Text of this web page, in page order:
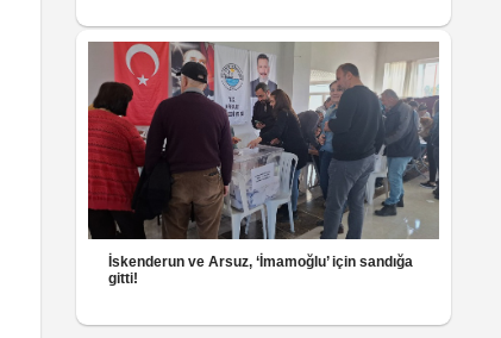
İskenderun ve Arsuz, ‘İmamoğlu’ için sandığa
gitti!